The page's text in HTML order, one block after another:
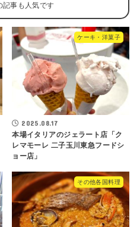
ケーキ・洋菓子
2025.08.17
本場イタリアのジェラート店「ク
レマモーレ 二子玉川東急フードシ
ョー店」
その他各国料理